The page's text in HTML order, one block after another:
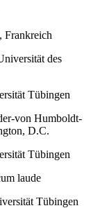
Frankreich
des
Tübingen
von Humboldt-
D.C.
Tübingen
laude
Tübingen